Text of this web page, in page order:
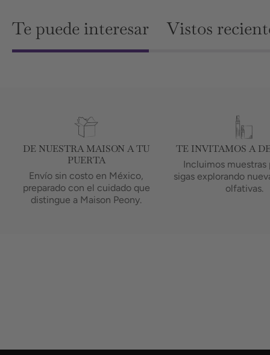
Te puede interesar Vistos
DE NUESTRA MAISON A TU
PUERTA
Envío sin costo en México,
preparado con el cuidado que
distingue a Maison Peony.
TE INVITAMOS A
Incluimos muestras
sigas explorando
olfativas.